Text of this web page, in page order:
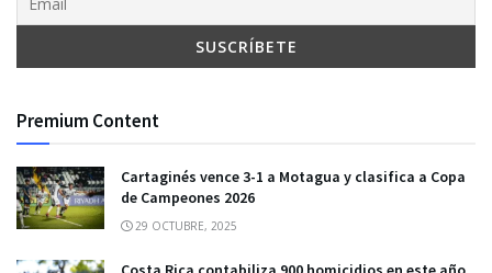
Premium Content
Cartaginés vence 3-1 a Motagua y clasifica a Copa
de Campeones 2026
29 OCTUBRE, 2025